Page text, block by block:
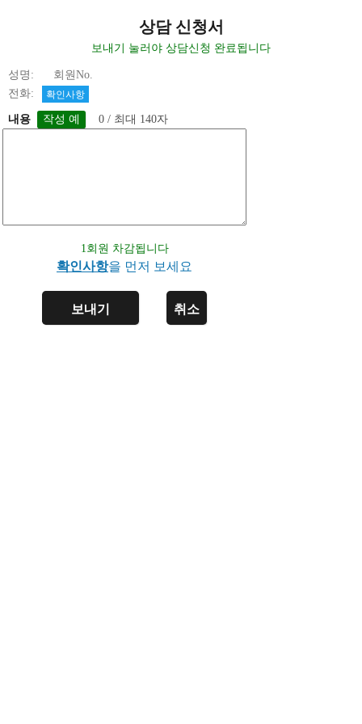
상담 신청서
보내기 눌러야 상담신청 완료됩니다
성명: 회원No.
전화:
확인사항
내용 0 / 최대 140자
1회원 차감됩니다
확인사항을 먼저 보세요